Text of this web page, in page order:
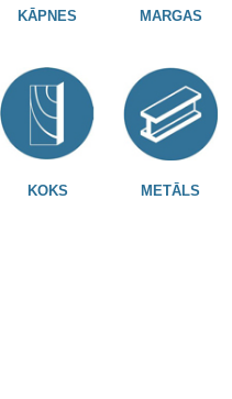
KĀPNES MARGAS
KOKS METĀLS